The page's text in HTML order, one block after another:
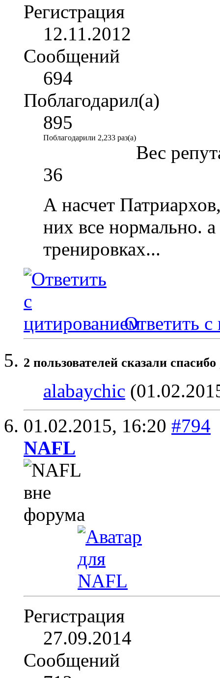
Регистрация
12.11.2012
Сообщений
694
Поблагодарил(а)
895
Поблагодарили 2,233 раз(а)
Вес
36
А насчет
них все нормально.
тренировках...
Ответить с
2 пользователей сказали
alabaychic
01.02.2015, 16:20 #794
NAFL
Регистрация
27.09.2014
Сообщений